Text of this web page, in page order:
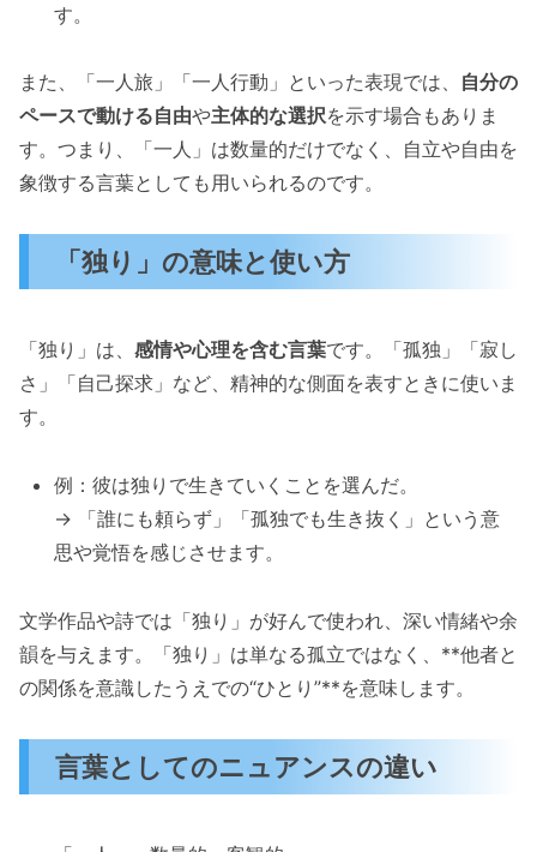
す。
また、「一人旅」「一人行動」といった表現では、 自分の
ペースで動ける自由や主体的な選択を示す場合もありま
す。つまり、「一人」は数量的だけでなく、自立や自由を
象徴する言葉としても用いられるのです。
「独り」の意味と使い方
「独り」は、 感情や心理を含む言葉です。「孤独」「寂し
さ」「自己探求」など、精神的な側面を表すときに使いま
す。
例：彼は独りで生きていくことを選んだ。
→ 「誰にも頼らず」「孤独でも生き抜く」という意
思や覚悟を感じさせます。
文学作品や詩では「独り」が好んで使われ、深い情緒や余
韻を与えます。「独り」は単なる孤立ではなく、**他者と
の関係を意識したうえでの“ひとり”**を意味します。
言葉としてのニュアンスの違い